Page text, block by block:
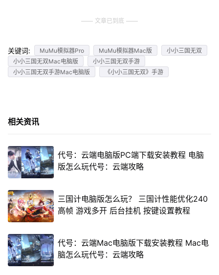
文章已到底
关键词: MuMu模拟器Pro MuMu模拟器Mac版
小小三国无双
小小三国无双Mac电脑版
小小三国无双手游
小小三国无双手游Mac电脑版
《小小三国无双》手游
相关资讯
代号：云端电脑版PC端下载安装教程 电脑
版怎么玩代号：云端攻略
三国计电脑版怎么玩？ 三国计性能优化240
高帧 游戏多开 后台挂机 按键设置教程
代号：云端Mac电脑版下载安装教程 Mac电
脑怎么玩代号：云端攻略